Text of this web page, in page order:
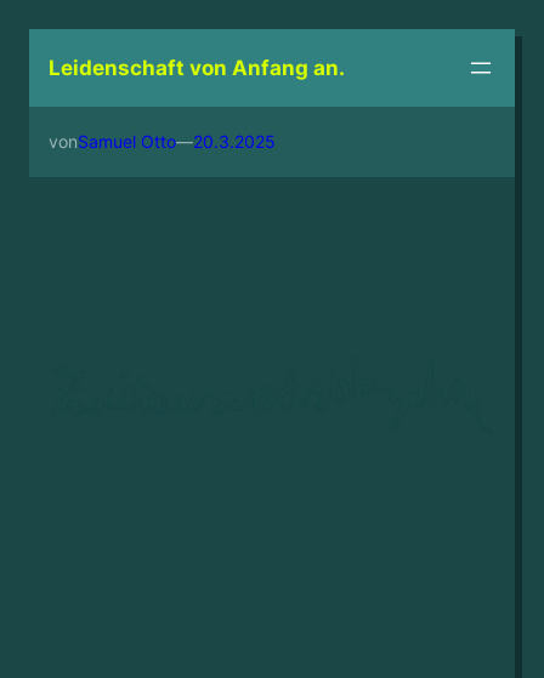
springenLeidenschaft von Anfang an.
vonSamuel Otto—20.3.2025